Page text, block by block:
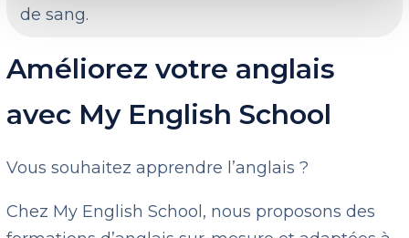
de sang.
Améliorez votre anglais
avec My English School
Vous souhaitez apprendre l’anglais ?
Chez My English School, nous proposons des